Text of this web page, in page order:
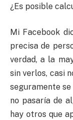
¿Es posible
Mi Facebook
precisa de
verdad, a la
sin verlos, casi
seguramente
no pasaría de
hay otros que